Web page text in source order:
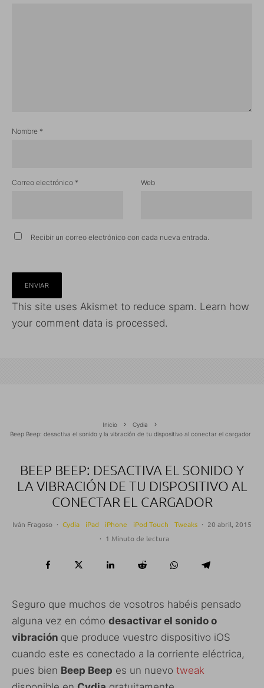
Nombre *
Correo electrónico * Web
Recibir un correo electrónico con cada nueva entrada.
This site uses Akismet to reduce spam. Learn how
your comment data is processed.
Inicio
Cydia
Beep Beep: desactiva el sonido y la vibración de tu dispositivo al conectar el cargador
BEEP BEEP: DESACTIVA EL SONIDO Y
LA VIBRACIÓN DE TU DISPOSITIVO AL
CONECTAR EL CARGADOR
Iván Fragoso · Cydia iPad iPhone iPod Touch Tweaks · 20 abril, 2015
· 1 Minuto de lectura
Seguro que muchos de vosotros habéis pensado
alguna vez en cómo desactivar el sonido o
vibración que produce vuestro dispositivo iOS
cuando este es conectado a la corriente eléctrica,
pues bien Beep Beep es un nuevo tweak